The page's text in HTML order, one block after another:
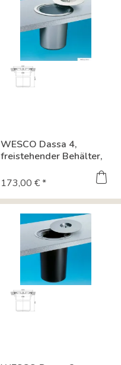
WESCO Dassa 4,
freistehender Behälter,
173,00 € *